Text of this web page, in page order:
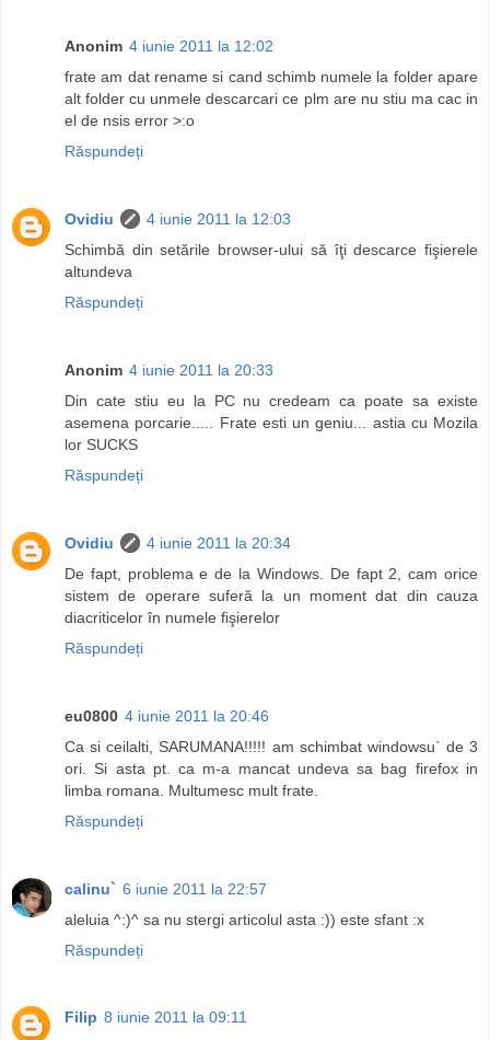
Anonim 4 iunie 2011 la 12:02
frate am dat rename si cand schimb numele la folder apare
alt folder cu unmele descarcari ce plm are nu stiu ma cac in
el de nsis error >:o
Răspundeți
Ovidiu
4 iunie 2011 la 12:03
Schimbă din setările browser-ului să îţi descarce fişierele
altundeva
Răspundeți
Anonim 4 iunie 2011 la 20:33
Din cate stiu eu la PC nu credeam ca poate sa existe
asemena porcarie..... Frate esti un geniu... astia cu Mozila
lor SUCKS
Răspundeți
Ovidiu
4 iunie 2011 la 20:34
De fapt, problema e de la Windows. De fapt 2, cam orice
sistem de operare suferă la un moment dat din cauza
diacriticelor în numele fişierelor
Răspundeți
eu0800 4 iunie 2011 la 20:46
Ca si ceilalti, SARUMANA!!!!! am schimbat windowsu` de 3
ori. Si asta pt. ca m-a mancat undeva sa bag firefox in
limba romana. Multumesc mult frate.
Răspundeți
calinu` 6 iunie 2011 la 22:57
aleluia ^:)^ sa nu stergi articolul asta :)) este sfant :x
Răspundeți
Filip 8 iunie 2011 la 09:11